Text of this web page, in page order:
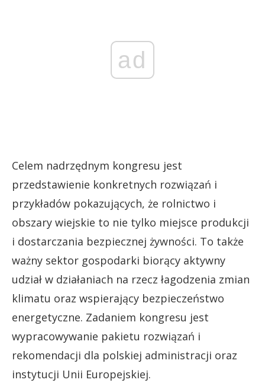
ad
Celem nadrzędnym kongresu jest
przedstawienie konkretnych rozwiązań i
przykładów pokazujących, że rolnictwo i
obszary wiejskie to nie tylko miejsce produkcji
i dostarczania bezpiecznej żywności. To także
ważny sektor gospodarki biorący aktywny
udział w działaniach na rzecz łagodzenia zmian
klimatu oraz wspierający bezpieczeństwo
energetyczne. Zadaniem kongresu jest
wypracowywanie pakietu rozwiązań i
rekomendacji dla polskiej administracji oraz
instytucji Unii Europejskiej.